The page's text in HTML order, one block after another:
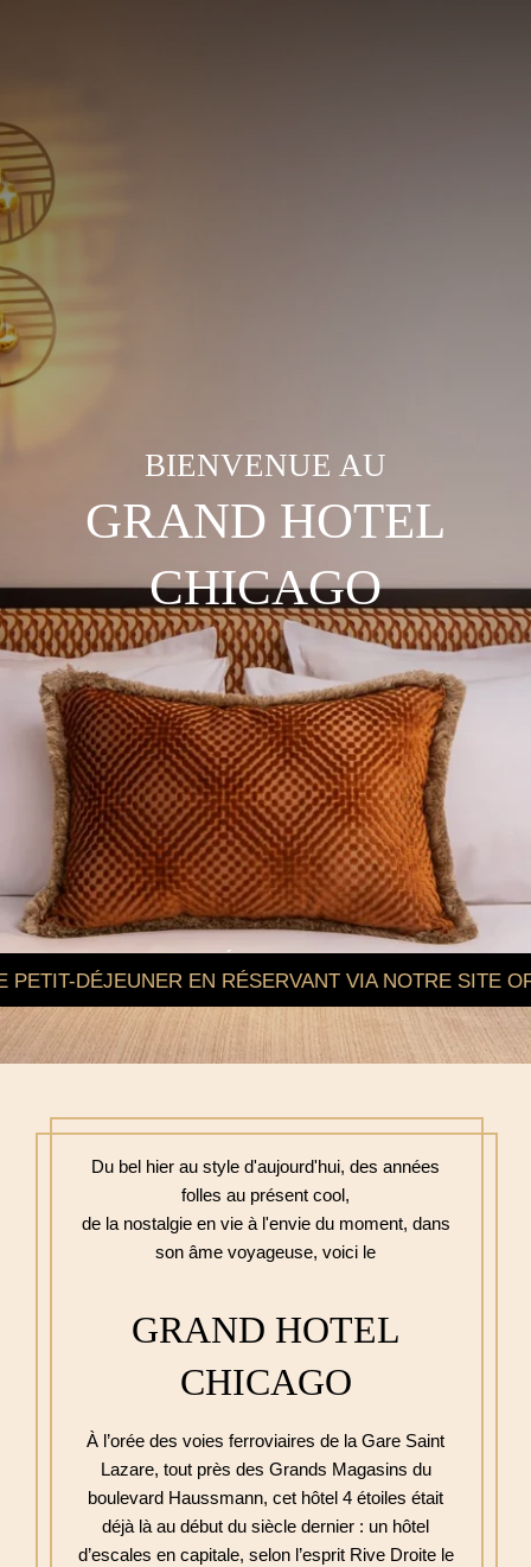
BIENVENUE AU
GRAND HOTEL
CHICAGO
EN RÉSERVANT VIA NOTRE SITE OFFICIEL
Du bel hier au style d'aujourd'hui, des années
folles au présent cool,
de la nostalgie en vie à l'envie du moment, dans
son âme voyageuse, voici le
GRAND HOTEL
CHICAGO
À l’orée des voies ferroviaires de la Gare Saint
Lazare, tout près des Grands Magasins du
boulevard Haussmann, cet hôtel 4 étoiles était
déjà là au début du siècle dernier : un hôtel
d’escales en capitale, selon l’esprit Rive Droite le